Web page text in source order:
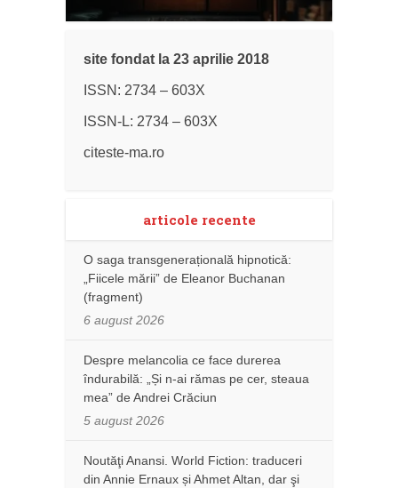
site fondat la 23 aprilie 2018
ISSN: 2734 – 603X
ISSN-L: 2734 – 603X
citeste-ma.ro
articole recente
O saga transgenerațională hipnotică:
„Fiicele mării” de Eleanor Buchanan
(fragment)
6 august 2026
Despre melancolia ce face durerea
îndurabilă: „Și n-ai rămas pe cer, steaua
mea” de Andrei Crăciun
5 august 2026
Noutăţi Anansi. World Fiction: traduceri
din Annie Ernaux și Ahmet Altan, dar şi